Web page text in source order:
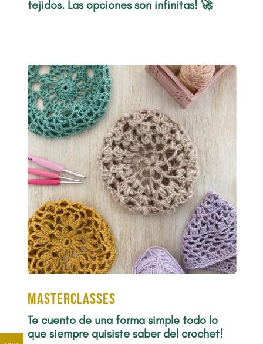
tejidos. Las opciones son infinitas! 🚀
Masterclasses
Te cuento de una forma simple todo lo
que siempre quisiste saber del crochet!